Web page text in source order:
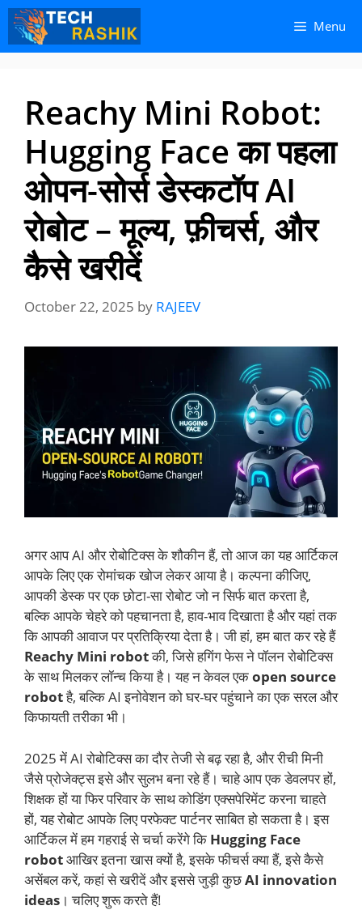
Skip
content
Skip
content
Menu
Reachy Mini Robot:
Hugging Face का पहला
ओपन-सोर्स डेस्कटॉप AI
रोबोट – मूल्य, फ़ीचर्स, और
कैसे खरीदें
October 22, 2025 by RAJEEV
अगर आप AI और रोबोटिक्स के शौकीन हैं, तो आज का यह आर्टिकल
आपके लिए एक रोमांचक खोज लेकर आया है। कल्पना कीजिए,
आपकी डेस्क पर एक छोटा-सा रोबोट जो न सिर्फ बात करता है,
बल्कि आपके चेहरे को पहचानता है, हाव-भाव दिखाता है और यहां तक
कि आपकी आवाज पर प्रतिक्रिया देता है। जी हां, हम बात कर रहे हैं
Reachy Mini robotकी, जिसे हगिंग फेस ने पॉलन रोबोटिक्स
के साथ मिलकर लॉन्च किया है। यह न केवल एकopen source
robotहै, बल्कि AI इनोवेशन को घर-घर पहुंचाने का एक सरल और
किफायती तरीका भी।
2025 में AI रोबोटिक्स का दौर तेजी से बढ़ रहा है, और रीची मिनी
जैसे प्रोजेक्ट्स इसे और सुलभ बना रहे हैं। चाहे आप एक डेवलपर हों,
शिक्षक हों या फिर परिवार के साथ कोडिंग एक्सपेरिमेंट करना चाहते
हों, यह रोबोट आपके लिए परफेक्ट पार्टनर साबित हो सकता है। इस
आर्टिकल में हम गहराई से चर्चा करेंगे कि Hugging Face
robotआखिर इतना खास क्यों है, इसके फीचर्स क्या हैं, इसे कैसे
असेंबल करें, कहां से खरीदें और इससे जुड़ी कुछAI innovation
ideas । चलिए शुरू करते हैं!